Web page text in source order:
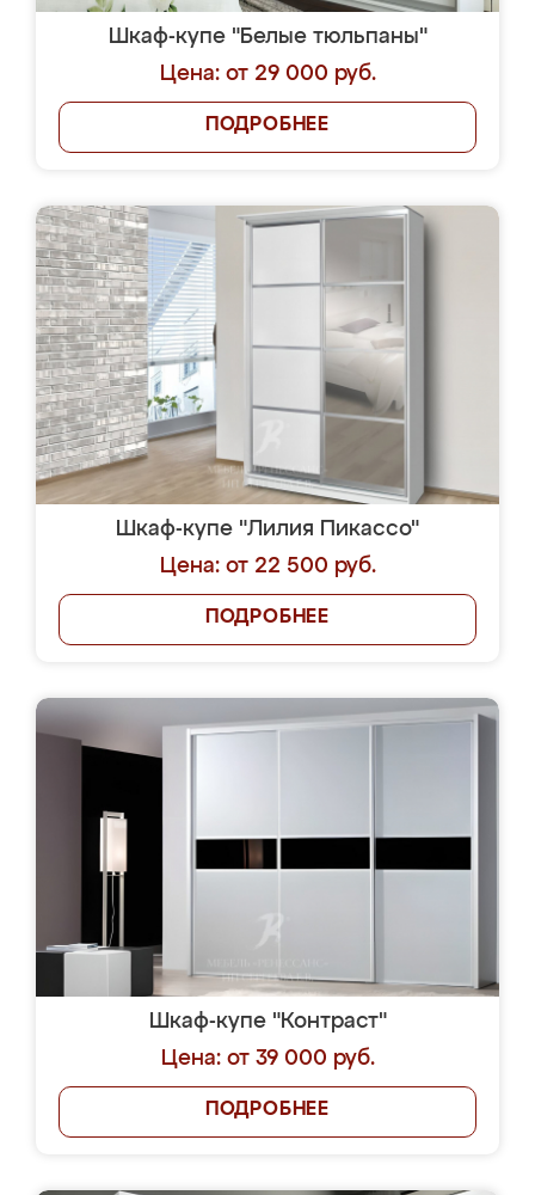
Шкаф-купе "Белые тюльпаны"
Цена: от 29 000 руб.
ПОДРОБНЕЕ
Шкаф-купе "Лилия Пикассо"
Цена: от 22 500 руб.
ПОДРОБНЕЕ
Шкаф-купе "Контраст"
Цена: от 39 000 руб.
ПОДРОБНЕЕ